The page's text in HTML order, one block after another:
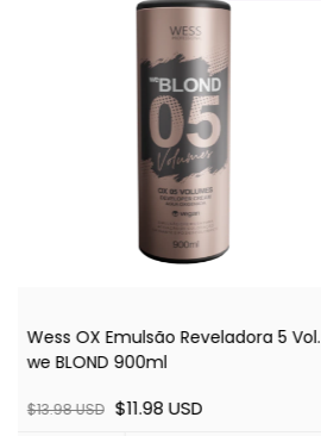
Wess OX Emulsão Reveladora 5 Vol.
we BLOND 900ml
$13.98 USD $11.98 USD